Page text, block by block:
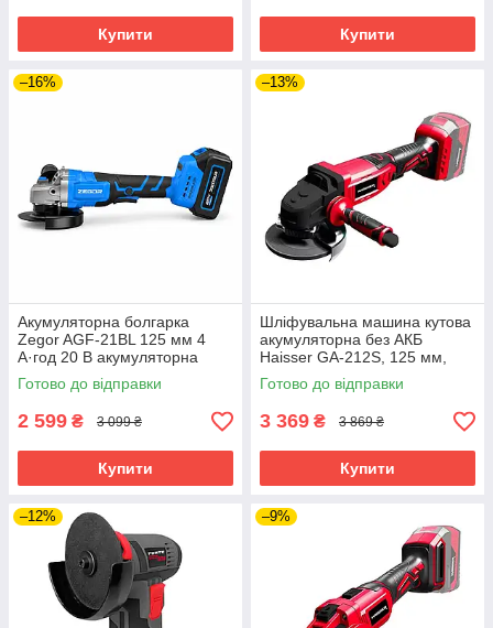
Купити Купити
–16%
Акумуляторна болгарка
Zegor AGF-21BL 125 мм 4
А·год 20 В акумуляторна
кутова шліфувальна машина
Готово до відправки
2 599 ₴ 3 099 ₴
Купити
–13%
Шліфувальна машина кутова
акумуляторна без АКБ
Haisser GA-212S, 125 мм,
8500 об/хв, Li-Ion
Готово до відправки
3 369 ₴ 3 869 ₴
Купити
–12% –9%